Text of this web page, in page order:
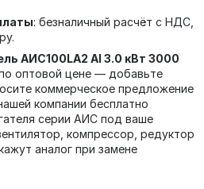
: безналичный расчёт с НДС,
AИC100LA2 Al 3.0 кВт 3000
оптовой цене — добавьте
коммерческое предложение
компании бесплатно
серии АИС под ваше
компрессор, редуктор
аналог при замене